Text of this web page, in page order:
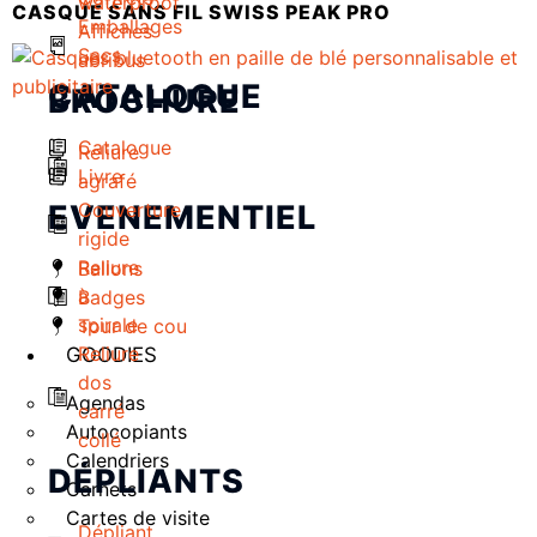
Emballages
Sacs
CATALOGUE
Catalogue
Livre
EVENEMENTIEL
Ballons
Badges
Tour de cou
GOODIES
Agendas
Autocopiants
Calendriers
Carnets
Cartes de visite
Affiches
abribus
BROCHURE
Reliure
agrafé
Couverture
rigide
Reliure
à
spirale
Reliure
dos
carré
collé
DÉPLIANTS
CASQUE SANS FIL SWISS PEAK PRO